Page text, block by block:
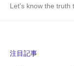
Let's know the truth
注目記事